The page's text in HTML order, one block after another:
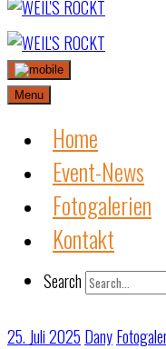
Skip
to
content
Menu
Home
Event-News
Fotogalerien
Kontakt
Search
25. Juli 2025 Dany